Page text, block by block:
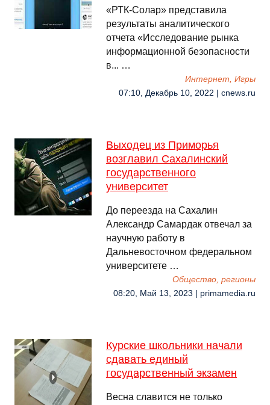
«РТК-Солар» представила
результаты аналитического
отчета «Исследование рынка
информационной безопасности
в... …
Интернет, Игры
07:10, Декабрь 10, 2022 | cnews.ru
Выходец из Приморья
возглавил Сахалинский
государственного
университет
До переезда на Сахалин
Александр Самардак отвечал за
научную работу в
Дальневосточном федеральном
университете …
Общество, регионы
08:20, Май 13, 2023 | primamedia.ru
Курские школьники начали
сдавать единый
государственный экзамен
Весна славится не только